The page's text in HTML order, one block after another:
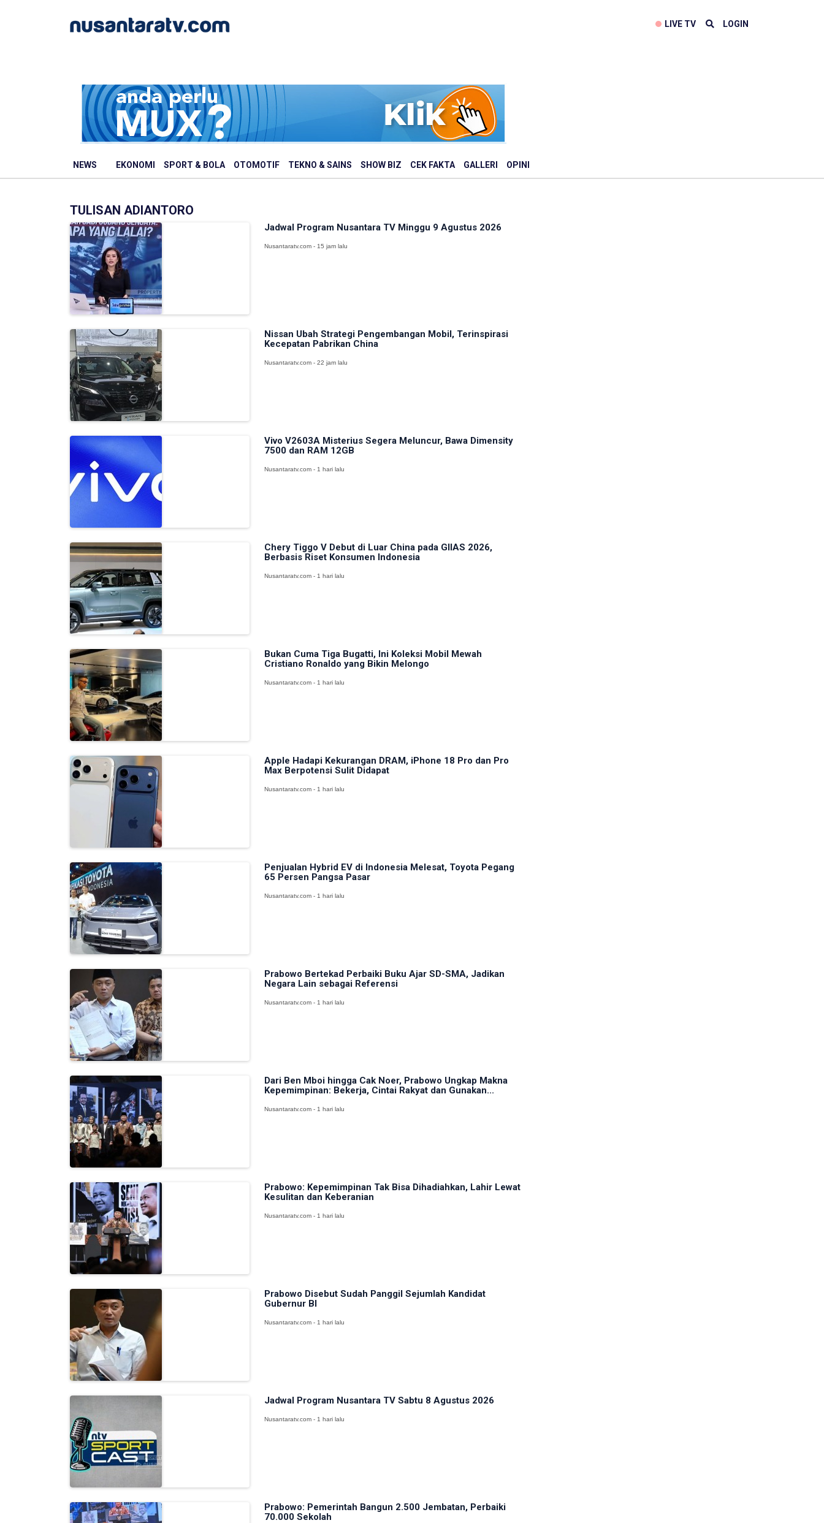
LIVE TV LOGIN
NEWS EKONOMI SPORT & BOLA OTOMOTIF TEKNO & SAINS SHOW BIZ CEK FAKTA GALLERI OPINI
TULISAN ADIANTORO
Jadwal Program Nusantara TV Minggu 9 Agustus 2026
Nusantaratv.com - 15 jam lalu
Nissan Ubah Strategi Pengembangan Mobil, Terinspirasi
Kecepatan Pabrikan China
Nusantaratv.com - 22 jam lalu
Vivo V2603A Misterius Segera Meluncur, Bawa Dimensity
7500 dan RAM 12GB
Nusantaratv.com - 1 hari lalu
Chery Tiggo V Debut di Luar China pada GIIAS 2026,
Berbasis Riset Konsumen Indonesia
Nusantaratv.com - 1 hari lalu
Bukan Cuma Tiga Bugatti, Ini Koleksi Mobil Mewah
Cristiano Ronaldo yang Bikin Melongo
Nusantaratv.com - 1 hari lalu
Apple Hadapi Kekurangan DRAM, iPhone 18 Pro dan Pro
Max Berpotensi Sulit Didapat
Nusantaratv.com - 1 hari lalu
Penjualan Hybrid EV di Indonesia Melesat, Toyota Pegang
65 Persen Pangsa Pasar
Nusantaratv.com - 1 hari lalu
Prabowo Bertekad Perbaiki Buku Ajar SD-SMA, Jadikan
Negara Lain sebagai Referensi
Nusantaratv.com - 1 hari lalu
Dari Ben Mboi hingga Cak Noer, Prabowo Ungkap Makna
Kepemimpinan: Bekerja, Cintai Rakyat dan Gunakan...
Nusantaratv.com - 1 hari lalu
Prabowo: Kepemimpinan Tak Bisa Dihadiahkan, Lahir Lewat
Kesulitan dan Keberanian
Nusantaratv.com - 1 hari lalu
Prabowo Disebut Sudah Panggil Sejumlah Kandidat
Gubernur BI
Nusantaratv.com - 1 hari lalu
Jadwal Program Nusantara TV Sabtu 8 Agustus 2026
Nusantaratv.com - 1 hari lalu
Prabowo: Pemerintah Bangun 2.500 Jembatan, Perbaiki
70.000 Sekolah